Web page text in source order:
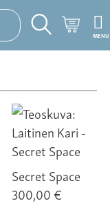
Hakutoiminto
MENU
Secret Space
300,00 €